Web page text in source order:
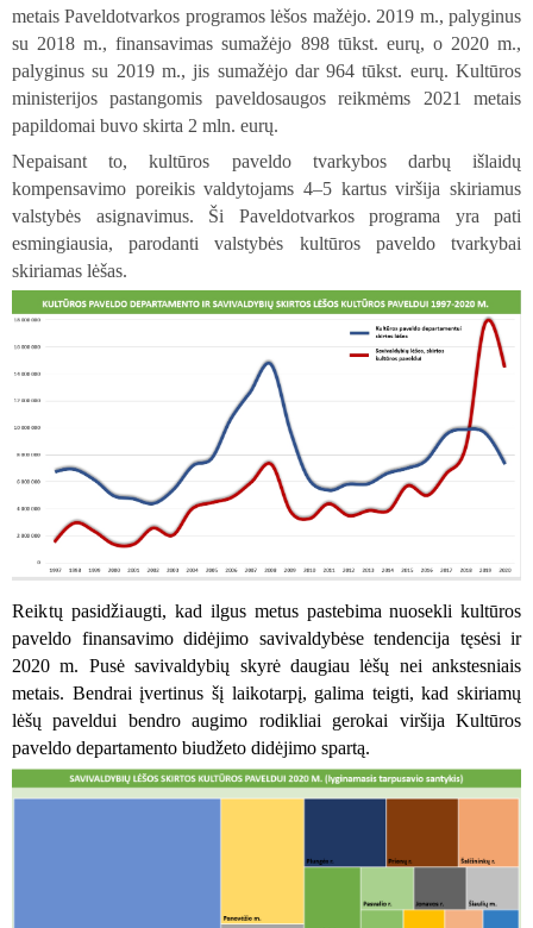
metais Paveldotvarkos programos lėšos mažėjo. 2019 m., palyginus
su 2018 m., finansavimas sumažėjo 898 tūkst. eurų, o 2020 m.,
palyginus su 2019 m., jis sumažėjo dar 964 tūkst. eurų. Kultūros
ministerijos pastangomis paveldosaugos reikmėms 2021 metais
papildomai buvo skirta 2 mln. eurų.
Nepaisant to, kultūros paveldo tvarkybos darbų išlaidų
kompensavimo poreikis valdytojams 4–5 kartus viršija skiriamus
valstybės asignavimus. Ši Paveldotvarkos programa yra pati
esmingiausia, parodanti valstybės kultūros paveldo tvarkybai
skiriamas lėšas.
Reiktų pasidžiaugti, kadilgus metus pastebima nuosekli kultūros
paveldo finansavimo didėjimo savivaldybėse tendencija tęsėsi ir
2020 m. Pusėsavivaldybių skyrė daugiau lėšų nei ankstesniais
metais. Bendrai įvertinus šį laikotarpį, galima teigti, kad skiriamų
lėšų paveldui bendro augimo rodikliai gerokai viršija Kultūros
paveldo departamento biudžeto didėjimo spartą.